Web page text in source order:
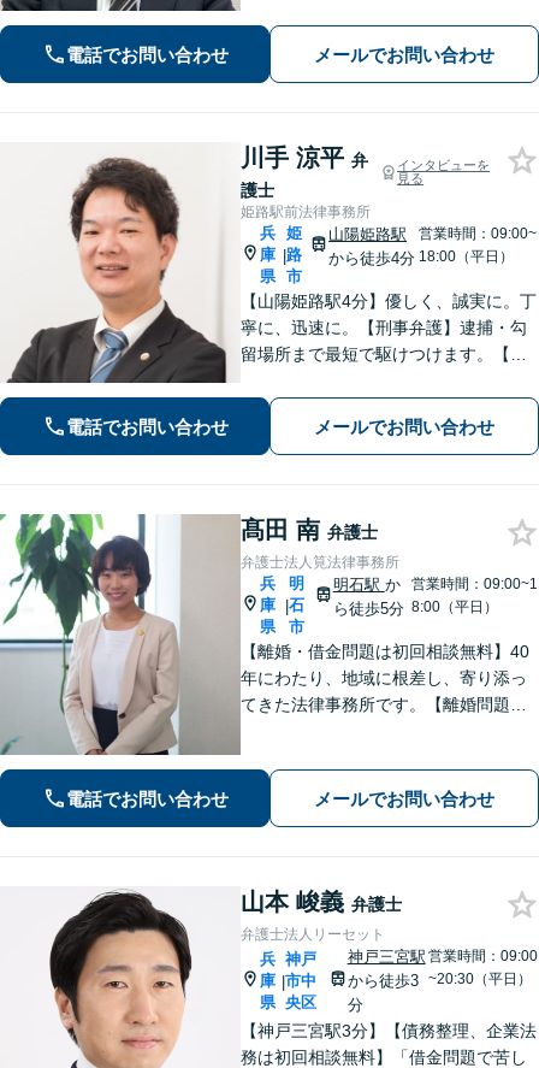
／刑事事件（被害者側も対応）／相続
／離婚問題など。まずはお気軽にご相
電話でお問い合わせ メールでお問い合わせ
川手 涼平 弁
護士
インタビューを
見る
姫路駅前法律事務所
兵
庫
県
|
姫
路
市
山陽姫路駅
から徒歩4分
営業時間：09:00~
18:00（平日）
【山陽姫路駅4分】優しく、誠実に。丁
寧に、迅速に。【刑事弁護】逮捕・勾
留場所まで最短で駆けつけます。【債
の生活再建をサポートします。【交通
事故】「こんな相談でも大丈夫だろう
か」と躊躇されている方もご相談くだ
さい。
電話でお問い合わせ メールでお問い合わせ
髙田 南 弁護士
弁護士法人筧法律事務所
兵
庫
県
|
明
石
市
明石駅 か
ら徒歩5分
営業時間：09:00~1
8:00（平日）
【離婚・借金問題は初回相談無料】40
年にわたり、地域に根差し、寄り添っ
てきた法律事務所です。【離婚問題】
【借金問題】受任から申し立てまでス
ピーディーに対応いたします【明石駅7
電話でお問い合わせ メールでお問い合わせ
山本 峻義 弁護士
弁護士法人リーセット
兵
庫
県
|
神戸
市中
央区
神戸三宮駅
から徒歩3
分
営業時間：09:00
~20:30（平日）
【神戸三宮駅3分】【債務整理、企業法
務は初回相談無料】「借金問題で苦し